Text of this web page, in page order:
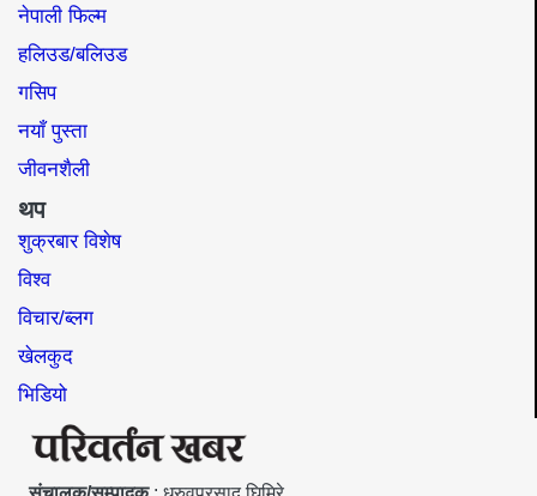
नेपाली फिल्म
हलिउड/बलिउड
गसिप
नयाँ पुस्ता
जीवनशैली
थप
शुक्रबार विशेष
विश्व
विचार/ब्लग
खेलकुद
भिडियो